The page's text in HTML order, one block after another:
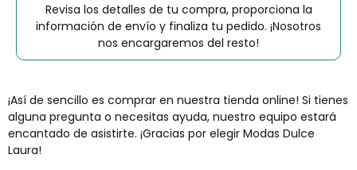
Revisa los detalles de tu compra, proporciona la
información de envío y finaliza tu pedido. ¡Nosotros
nos encargaremos del resto!
¡Así de sencillo es comprar en nuestra tienda online! Si tienes
alguna pregunta o necesitas ayuda, nuestro equipo estará
encantado de asistirte. ¡Gracias por elegir Modas Dulce
Laura!